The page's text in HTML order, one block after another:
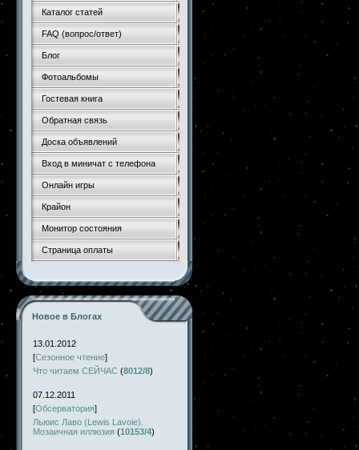
Каталог статей
FAQ (вопрос/ответ)
Блог
Фотоальбомы
Гостевая книга
Обратная связь
Доска объявлений
Вход в миничат с телефона
Онлайн игры
Крайон
Монитор состояния
Страница оплаты
Новое в Блогах
13.01.2012
[Сезонное чтение]
Что читаем СЕЙЧАС (8012/8)
07.12.2011
[Обсерватория]
Льюис Лаво (Lewis Lavoie).
Мозаичная иллюзия (10153/4)